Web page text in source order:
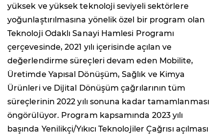
yüksek ve yüksek teknoloji seviyeli sektörlere
yoğunlaştırılmasına yönelik özel bir program olan
Teknoloji Odaklı Sanayi Hamlesi Programı
çerçevesinde, 2021 yılı içerisinde açılan ve
değerlendirme süreçleri devam eden Mobilite,
Üretimde Yapısal Dönüşüm, Sağlık ve Kimya
Ürünleri ve Dijital Dönüşüm çağrılarının tüm
süreçlerinin 2022 yılı sonuna kadar tamamlanması
öngörülüyor. Program kapsamında 2023 yılı
başında Yenilikçi/Yıkıcı Teknolojiler Çağrısı açılması